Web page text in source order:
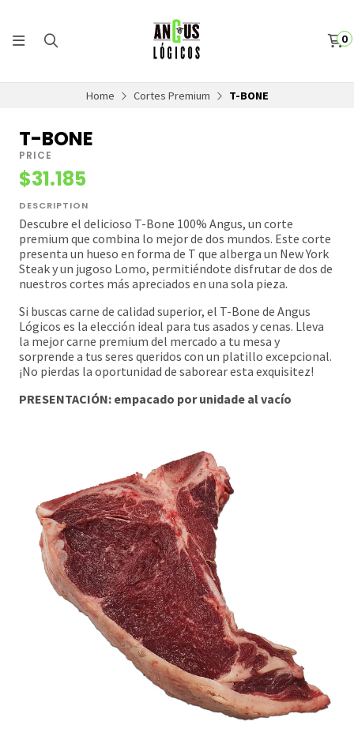
0
Home Cortes Premium T-BONE
T-BONE
PRICE
$31.185
DESCRIPTION
Descubre el delicioso T-Bone 100% Angus, un corte
premium que combina lo mejor de dos mundos. Este corte
presenta un hueso en forma de T que alberga un New York
Steak y un jugoso Lomo, permitiéndote disfrutar de dos de
nuestros cortes más apreciados en una sola pieza.
Si buscas carne de calidad superior, el T-Bone de Angus
Lógicos es la elección ideal para tus asados y cenas. Lleva
la mejor carne premium del mercado a tu mesa y
sorprende a tus seres queridos con un platillo excepcional.
¡No pierdas la oportunidad de saborear esta exquisitez!
PRESENTACIÓN: empacado por unidade al vacío